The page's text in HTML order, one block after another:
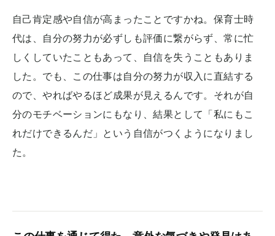
自己肯定感や自信が高まったことですかね。保育士時
代は、自分の努力が必ずしも評価に繋がらず、常に忙
しくしていたこともあって、自信を失うこともありま
した。でも、この仕事は自分の努力が収入に直結する
ので、やればやるほど成果が見えるんです。それが自
分のモチベーションにもなり、結果として「私にもこ
れだけできるんだ」という自信がつくようになりまし
た。